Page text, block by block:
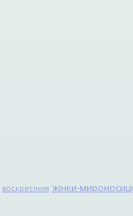
воскресіння жінки-мироносиці